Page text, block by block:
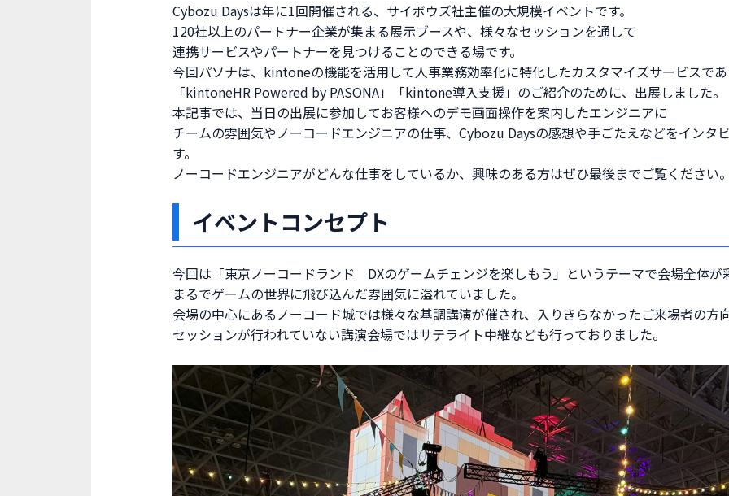
Cybozu Daysは年に1回開催される、サイボウズ社主催の大規模イベントです。
120社以上のパートナー企業が集まる展示ブースや、様々なセッションを通して
連携サービスやパートナーを見つけることのできる場です。
今回パソナは、kintoneの機能を活用して人事業務効率化に特化したカスタマイズサービスで
「kintoneHR Powered by PASONA」「kintone導入支援」のご紹介のために、出展しました。
本記事では、当日の出展に参加してお客様へのデモ画面操作を案内したエンジニアに
チームの雰囲気やノーコードエンジニアの仕事、Cybozu Daysの感想や手ごたえなどをインタ
す。
ノーコードエンジニアがどんな仕事をしているか、興味のある方はぜひ最後までご覧ください
イベントコンセプト
今回は「東京ノーコードランド DXのゲームチェンジを楽しもう」というテーマで会場全体が
まるでゲームの世界に飛び込んだ雰囲気に溢れていました。
会場の中心にあるノーコード城では様々な基調講演が催され、入りきらなかったご来場者の方
セッションが行われていない講演会場ではサテライト中継なども行っておりました。